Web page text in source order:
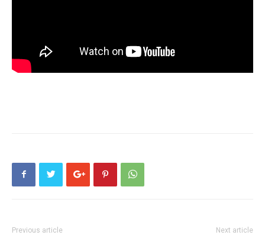
–
Phòng
Previous article Next article